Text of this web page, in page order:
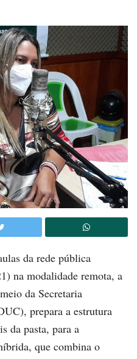
da rede pública
na modalidade remota, a
da Secretaria
prepara a estrutura
da pasta, para a
que combina o